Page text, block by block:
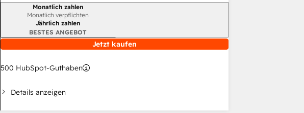
Abrechnungszeitraum
Monatlich zahlen
Monatlich verpflichten
Jährlich zahlen
BESTES ANGEBOT
Jetzt kaufen
500 HubSpot-Guthaben
Details anzeigen